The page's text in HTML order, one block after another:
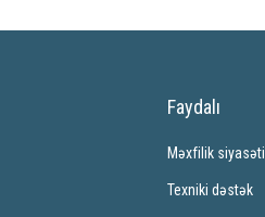
Faydalı
Məxfilik siyasəti
Texniki dəstək